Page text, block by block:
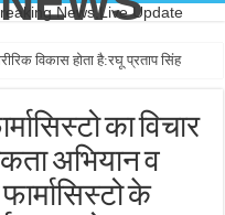
News,Live Update
विकास होता है:रघू प्रताप सिंह
का विचार
अभियान व
के